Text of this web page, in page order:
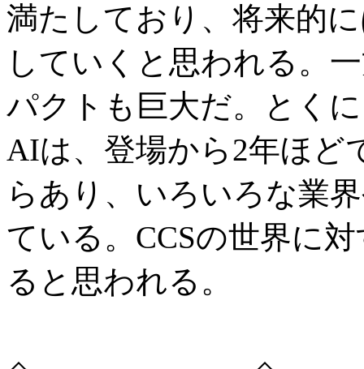
満たしており、将来的
していくと思われる。
パクトも巨大だ。とく
AIは、登場から2年ほど
らあり、いろいろな業
ている。CCSの世界に
ると思われる。